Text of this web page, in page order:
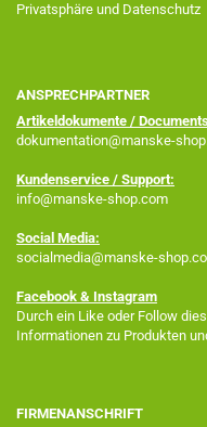
Privatsphäre und Datenschutz
ANSPRECHPARTNER
Artikeldokumente /
dokumentation@manske-
Kundenservice / Support:
info@manske-shop.com
Social Media:
socialmedia@manske-
Facebook & Instagram
Durch ein Like oder Follow
Informationen zu Produkten
FIRMENANSCHRIFT